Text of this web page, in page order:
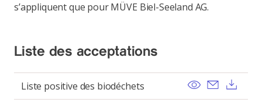
s’appliquent que pour MÜVE Biel-Seeland AG.
Liste des acceptations
Liste positive des biodéchets View Send